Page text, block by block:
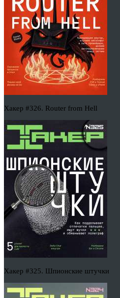
Хакер #326. Router from Hell
Хакер #325. Шпионские штучки